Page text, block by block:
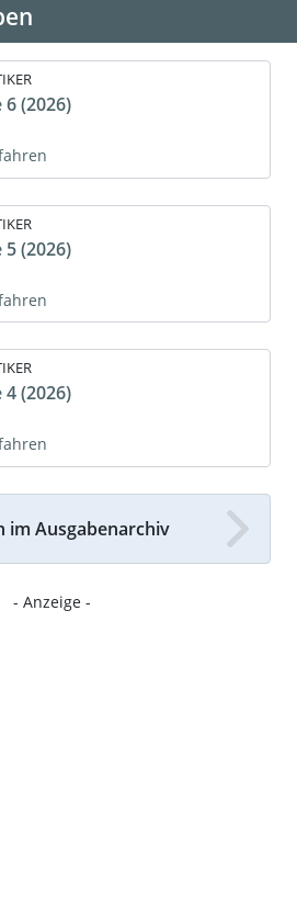
(2026)
(2026)
(2026)
im Ausgabenarchiv
- Anzeige -